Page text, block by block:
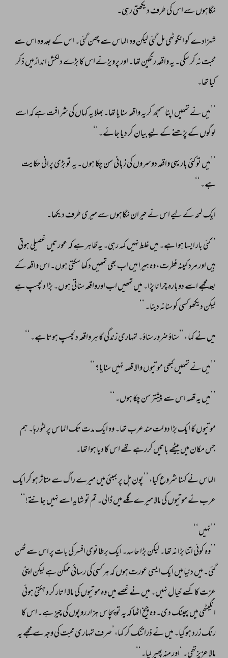
نگاہوں سے اس کی طرف دیکھتی رہی۔
شہزادے کو انگوٹھی مل گئی لیکن وہ الماس سے چھن گئی۔ اس کے بعد وہ اس سے
محبت نہ کر سکی۔ یہ واقعہ رنگین تھا۔ اور پرویز نے اس کا بڑے دلکش انداز میں ذکر
کیا تھا۔
’’میں نے تمھیں اپنا سمجھ کر یہ واقعہ سنایا تھا۔ بھلا یہ کہاں کی شرافت ہے کہ اسے
لوگوں کے پڑھنے کے لیے بیان کر دیا جائے۔‘‘
’’میں تو کئی بار یہی واقعہ دوسروں کی زبانی سن چکا ہوں۔ یہ تو بڑی پرانی حکایت
ہے۔‘‘
ایک لمحہ کے لیے اس نے حیران نگاہوں سے میری طرف دیکھا۔
’’کئی بار ایسا ہوا ہے۔ میں غلط نہیں کہہ رہی۔ یہ ظاہر ہے کہ عورتیں غصیلی ہوتی
ہیں اور مرد کمینہ فطرت ، وہ ہیرا میں اب بھی تمھیں دکھا سکتی ہوں۔ اس واقعہ کے
بعد مجھے اسے دوبارہ چرانا پڑا۔ میں تمھیں اب اورواقعہ سناتی ہوں۔ بڑا دلچسپ ہے
لیکن دیکھو کسی کو سنانہ دینا۔
میں نے کہا ،’’سناؤ ضرور سناؤ۔ تمہاری زندگی کا ہر واقعہ دلچسپ ہوتا ہے۔‘‘
’’میں نے تمھیں کبھی موتیوں والا قصہ نہیں سنایا؟‘‘
’’میں یہ قصہ اس سے پیشتر سن چکا ہوں۔‘‘
موتیوں کا ایک بڑا دولت مند عرب تھا۔ وہ ایک مدت تک الماس پر لٹو رہا۔ ہم
جس مکان میں بیٹھے باتیں کررہے تھے اس کا دیا ہوا تھا۔
الماس نے کہنا شروع کیا، ’’پون ہل پر بمبئی میں میرے راگ سے متاثر ہو کر ایک
عرب نے موتیوں کی مالا میرے گلے میں ڈالی۔ تم تو شاید اسے نہیں جانتے!‘‘
’’نہیں‘‘
’’وہ کوئی اتنا بڑا نہ تھا۔ لیکن بڑا حاسد۔ ایک برطانوی افسر کی بات پر اس سے ٹھن
گئی۔ میں دنیا میں ایک ایسی عورت ہوں کہ ہر کسی کی رسائی ممکن ہے لیکن اپنی
عزت کا کسے خیال نہیں۔ میں نے غصے میں وہ موتیوں کی مالا اتار کر دہکتی ہوئی
انگیٹھی میں پھینک دی۔ وہ چیخ اٹھا کہ یہ تو پچاس ہزار روپوں کی چیز ہے۔ اس کا
رنگ زرد ہوگیا۔ میں نے ذرا تنک کر کہا،’صرف تمہاری محبت کی وجہ سے مجھے یہ
مالا عزیزتھی۔ ‘اور منہ پھیر لیا۔‘‘